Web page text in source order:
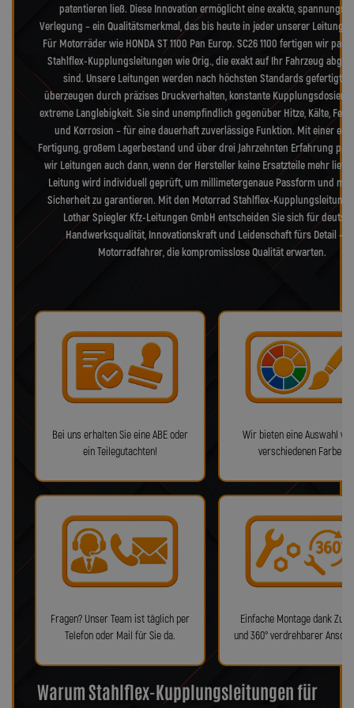
patentieren ließ. Diese Innovation ermöglicht eine exakte,
Verlegung – ein Qualitätsmerkmal, das bis heute in jeder unserer
Für Motorräder wie HONDA ST 1100 Pan Europ. SC26 1100 fertigen wir
Stahlflex-Kupplungsleitungen wie Orig., die exakt auf Ihr Fahrzeug
sind. Unsere Leitungen werden nach höchsten Standards gefertigt
überzeugen durch präzises Druckverhalten, konstante
extreme Langlebigkeit. Sie sind unempfindlich gegenüber Hitze, Kälte,
und Korrosion – für eine dauerhaft zuverlässige Funktion. Mit einer
Fertigung, großem Lagerbestand und über drei Jahrzehnten Erfahrung
wir Leitungen auch dann, wenn der Hersteller keine Ersatzteile mehr
Leitung wird individuell geprüft, um millimetergenaue Passform und
Sicherheit zu garantieren. Mit den Motorrad Stahlflex-
Lothar Spiegler Kfz-Leitungen GmbH entscheiden Sie sich für
Handwerksqualität, Innovationskraft und Leidenschaft fürs Detail –
Motorradfahrer, die kompromisslose Qualität erwarten.
Bei uns erhalten Sie eine ABE oder
ein Teilegutachten!
Wir bieten eine Auswahl
verschiedenen Farben!
Fragen? Unser Team ist täglich per
Telefon oder Mail für Sie da.
Einfache Montage dank
und 360° verdrehbarer
Warum Stahlflex-Kupplungsleitungen für